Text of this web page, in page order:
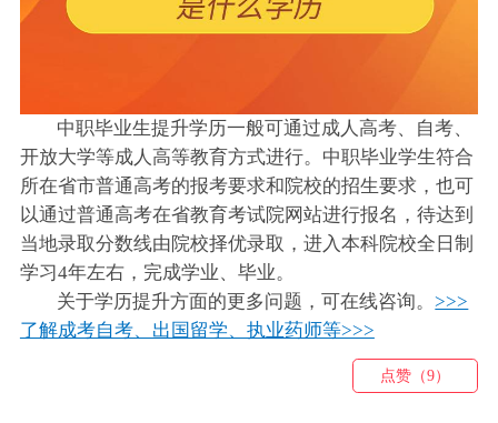
中职毕业生提升学历一般可通过成人高考、自考、
开放大学等成人高等教育方式进行。中职毕业学生符合
所在省市普通高考的报考要求和院校的招生要求，也可
以通过普通高考在省教育考试院网站进行报名，待达到
当地录取分数线由院校择优录取，进入本科院校全日制
学习4年左右，完成学业、毕业。
关于学历提升方面的更多问题，可在线咨询。>>>
了解成考自考、出国留学、执业药师等>>>
点赞（9）